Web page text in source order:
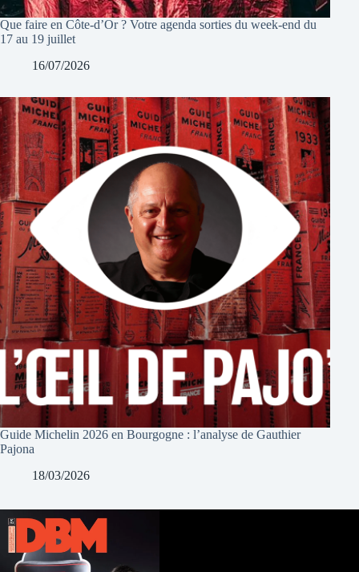
Que faire en Côte-d’Or ? Votre agenda sorties du week-end du
17 au 19 juillet
16/07/2026
Guide Michelin 2026 en Bourgogne : l’analyse de Gauthier
Pajona
18/03/2026